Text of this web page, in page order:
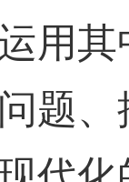
用
题